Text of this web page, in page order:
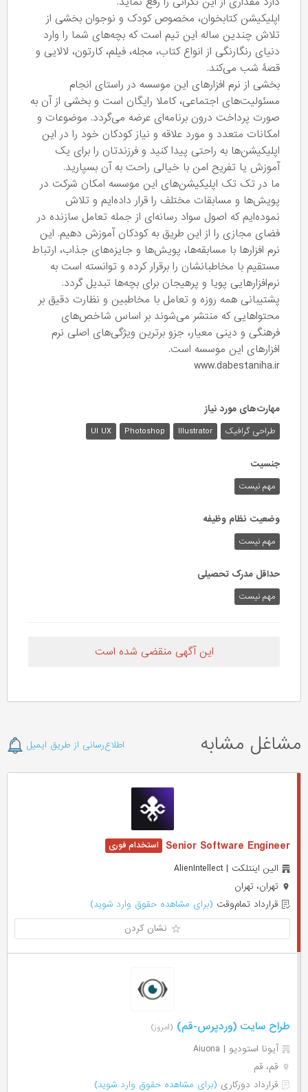
اپلیکیشن کتابخوان، مخصوص کودک و نوجوان بخشی از
تلاش چندین ساله این تیم است که بچه‌های شما را وارد
دنیای رنگارنگی از انواع کتاب، مجله، فیلم، کارتون، لالایی و
قصۀ شب می‌کند.
بخشی از نرم افزارهای این موسسه در راستای انجام
مسئولیت‌های اجتماعی، کاملا رایگان است و بخشی از آن به
صورت پرداخت درون برنامه‌ای عرضه می‌گردد. موضوعات و
امکانات متعدد و مورد علاقه و نیاز کودکان خود را در این
اپلیکیشن‌ها به راحتی پیدا کنید و فرزندتان را برای یک
آموزش یا تفریح امن با خیالی راحت به آن بسپارید.
ما در تک تک اپلیکیشن‌های این موسسه امکان شرکت در
پویش‌ها و مسابقات مختلف را قرار داده‌ایم و تلاش
نموده‌ایم که اصول سواد رسانه‌ای از جمله تعامل سازنده در
فضای مجازی را از این طریق به کودکان آموزش دهیم. این
نرم افزارها با مسابقه‌ها‌‌، پویش‌ها و جایزه‌های جذاب، ارتباط
مستقیم با مخاطبانشان را برقرار کرده و توانسته است به
نرم‌افزارهایی پویا و پرهیجان برای بچه‌ها تبدیل گردد.
پشتیبانی‌ همه روزه و تعامل با مخاطبین و نظارت دقیق بر
محتواهایی که منتشر می‌شوند بر اساس شاخص‌های
فرهنگی و دینی معیار، جزو برترین ویژگی‌های اصلی نرم
افزارهای این موسسه است.
www.dabestaniha.ir
مهارت‌های مورد نیاز
طراحی گرافیک Illustrator
Photoshop
UI UX
جنسیت
مهم نیست
وضعیت نظام وظیفه
مهم‌ نیست
حداقل مدرک تحصیلی
مهم نیست
این آگهی منقضی شده است
مشاغل مشابه اطلاع‌رسانی از طریق ایمیل
Senior Software Engineer
الین اینتلکت | AlienIntellect
تهران، تهران
قرارداد تمام‌وقت (برای مشاهده حقوق وارد شوید)
نشان کردن
طراح سایت (وردپرس-قم) (امروز)
آیونا استودیو | Aiuona
قم، قم
قرارداد دورکاری (برای مشاهده حقوق وارد شوید)